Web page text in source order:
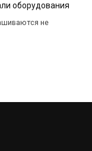
оборудования
не